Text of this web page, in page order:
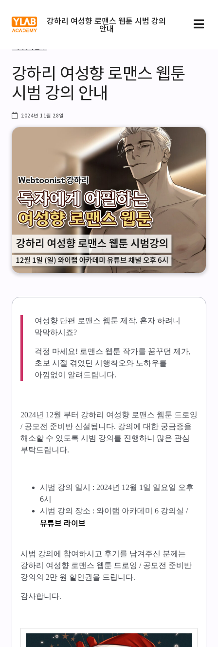
강하리 여성향 로맨스 웹툰 시범 강의
안내
아카데미 소식
강하리 여성향 로맨스 웹툰
시범 강의 안내
2024년 11월 28일
여성향 단편 로맨스 웹툰 제작, 혼자 하려니
막막하시죠?
걱정 마세요! 로맨스 웹툰 작가를 꿈꾸던 제가,
초보 시절 겪었던 시행착오와 노하우를
아낌없이 알려드립니다.
2024년 12월 부터 강하리 여성향 로맨스 웹툰 드로잉
/ 공모전 준비반 신설됩니다. 강의에 대한 궁금증을
해소할 수 있도록 시범 강의를 진행하니 많은 관심
부탁드립니다.
시범 강의 일시 : 2024년 12월 1일 일요일 오후
6시
시범 강의 장소 : 와이랩 아카데미 6 강의실 /
유튜브 라이브
시범 강의에 참여하시고 후기를 남겨주신 분께는
강하리 여성향 로맨스 웹툰 드로잉 / 공모전 준비반
강의의 2만 원 할인권을 드립니다.
감사합니다.